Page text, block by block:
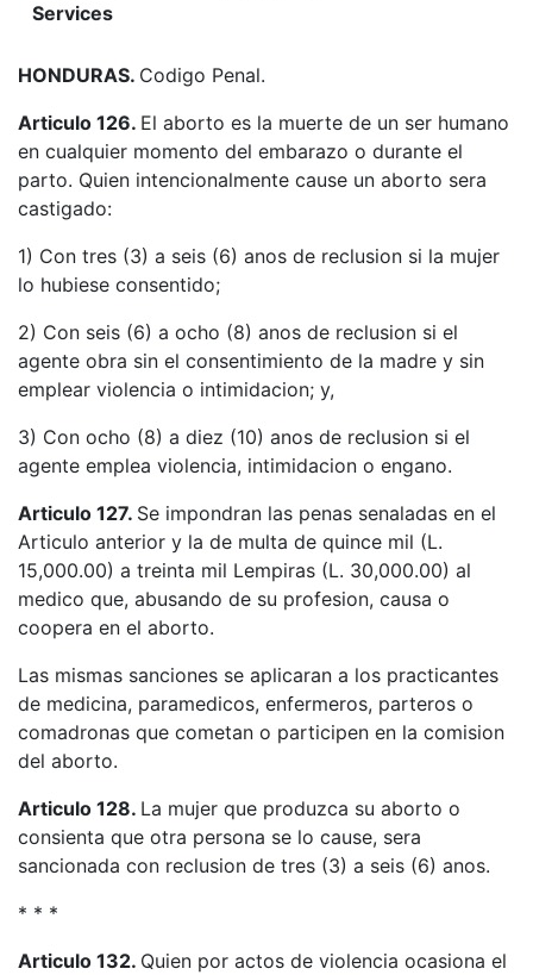
Services
HONDURAS. Codigo Penal.
Articulo 126. El aborto es la muerte de un ser humano
en cualquier momento del embarazo o durante el
parto. Quien intencionalmente cause un aborto sera
castigado:
1) Con tres (3) a seis (6) anos de reclusion si la mujer
lo hubiese consentido;
2) Con seis (6) a ocho (8) anos de reclusion si el
agente obra sin el consentimiento de la madre y sin
emplear violencia o intimidacion; y,
3) Con ocho (8) a diez (10) anos de reclusion si el
agente emplea violencia, intimidacion o engano.
Articulo 127. Se impondran las penas senaladas en el
Articulo anterior y la de multa de quince mil (L.
15,000.00) a treinta mil Lempiras (L. 30,000.00) al
medico que, abusando de su profesion, causa o
coopera en el aborto.
Las mismas sanciones se aplicaran a los practicantes
de medicina, paramedicos, enfermeros, parteros o
comadronas que cometan o participen en la comision
del aborto.
Articulo 128. La mujer que produzca su aborto o
consienta que otra persona se lo cause, sera
sancionada con reclusion de tres (3) a seis (6) anos.
* * *
Articulo 132. Quien por actos de violencia ocasiona el